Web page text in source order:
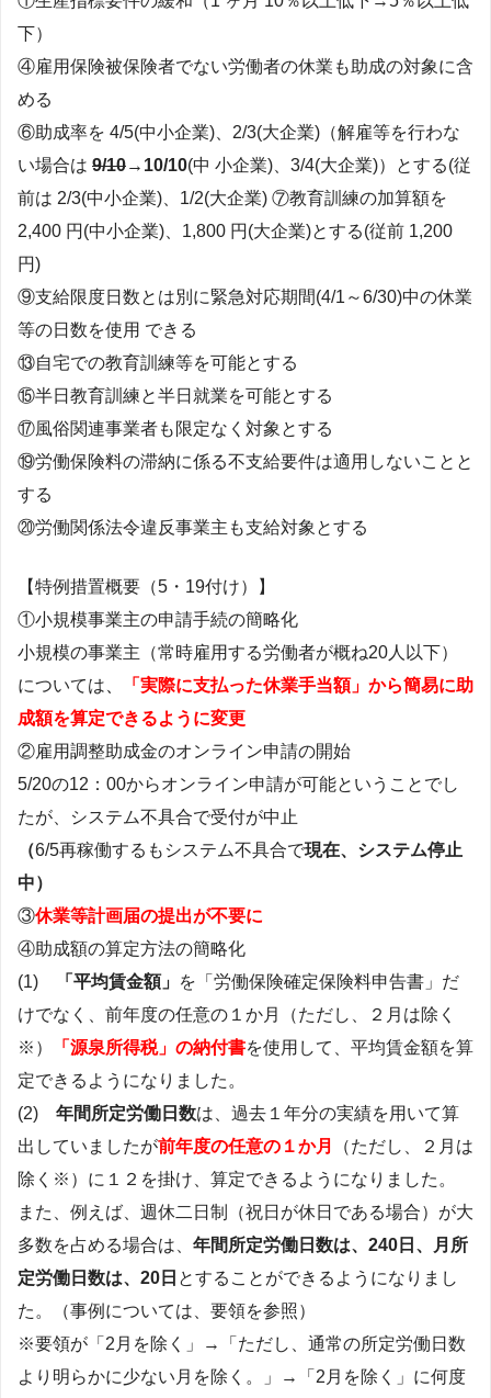
下）
④雇用保険被保険者でない労働者の休業も助成の対象に含
める
⑥助成率を 4/5(中小企業)、2/3(大企業)（解雇等を行わな
い場合は 9/10→10/10(中 小企業)、3/4(大企業)）とする(従
前は 2/3(中小企業)、1/2(大企業) ⑦教育訓練の加算額を
2,400 円(中小企業)、1,800 円(大企業)とする(従前 1,200
円)
⑨支給限度日数とは別に緊急対応期間(4/1～6/30)中の休業
等の日数を使用 できる
⑬自宅での教育訓練等を可能とする
⑮半日教育訓練と半日就業を可能とする
⑰風俗関連事業者も限定なく対象とする
⑲労働保険料の滞納に係る不支給要件は適用しないことと
する
⑳労働関係法令違反事業主も支給対象とする
【特例措置概要（5・19付け）】
①小規模事業主の申請手続の簡略化
小規模の事業主（常時雇用する労働者が概ね20人以下）
については
「実際に支払った休業手当額」から簡易に助
成額を算定できるように変更
②雇用調整助成金のオンライン申請の開始
5/20の12：00からオンライン申請が可能ということでし
たが、システム不具合で受付が中止
（6/5再稼働するもシステム不具合で現在、システム停止
中）
③休業等計画届の提出が不要に
④助成額の算定方法の簡略化
(1)
「平均賃金額」 を「労働保険確定保険料申告書」だ
けでなく、前年度の任意の１か月（ただし、２月は除く
※）
「源泉所得税」の納付書を使用して、平均賃金額を算
定できるようになりました。
(2) 年間所定労働日数は、過去１年分の実績を用いて算
出していましたが前年度の任意の１か月
（ただし、２月は
除く※）に１２を掛け、算定できるようになりました。
また、例えば、週休二日制（祝日が休日である場合）が大
多数を占める場合は、 年間所定労働日数は、240日、月所
定労働日数は、20日 とすることができるようになりまし
た。（事例については、要領を参照）
※要領が「2月を除く」→「ただし、通常の所定労働日数
より明らかに少ない月を除く。」→「2月を除く」に何度